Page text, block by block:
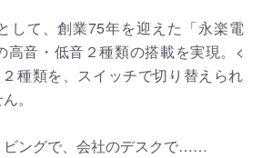
して、創業75年を迎えた「永楽電
高音・低音２種類の搭載を実現。<
種類を、スイッチで切り替えられ​
。
ビングで、会社のデスクで……